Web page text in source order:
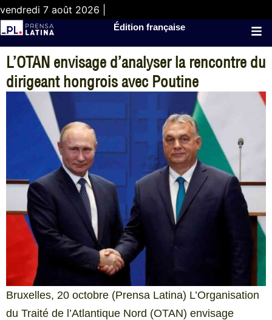
vendredi 7 août 2026 |
Édition française
L’OTAN envisage d’analyser la rencontre du
dirigeant hongrois avec Poutine
Bruxelles, 20 octobre (Prensa Latina) L’Organisation
du Traité de l’Atlantique Nord (OTAN) envisage